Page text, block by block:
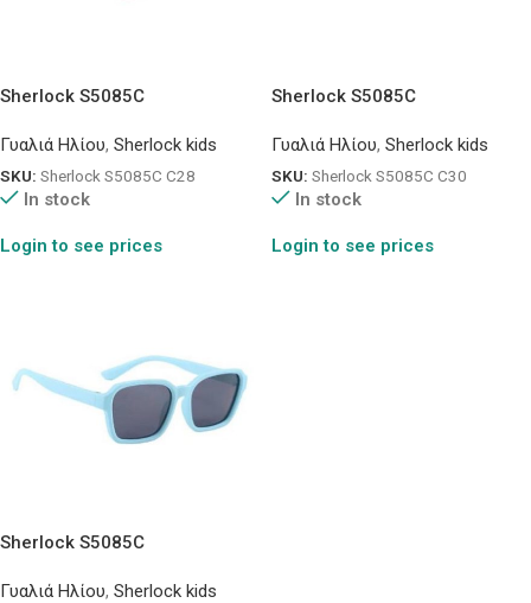
Sherlock S5085C
Γυαλιά Ηλίου, Sherlock kids
SKU: Sherlock S5085C C28
In stock
Login to see prices
Sherlock S5085C
Γυαλιά Ηλίου, Sherlock kids
SKU: Sherlock S5085C C30
In stock
Login to see prices
Sherlock S5085C
Γυαλιά Ηλίου, Sherlock kids